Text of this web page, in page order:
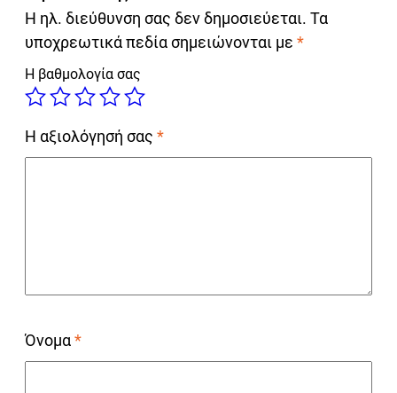
Η ηλ. διεύθυνση σας δεν δημοσιεύεται. Τα
υποχρεωτικά πεδία σημειώνονται με *
Η βαθμολογία σας
Η αξιολόγησή σας *
Όνομα*